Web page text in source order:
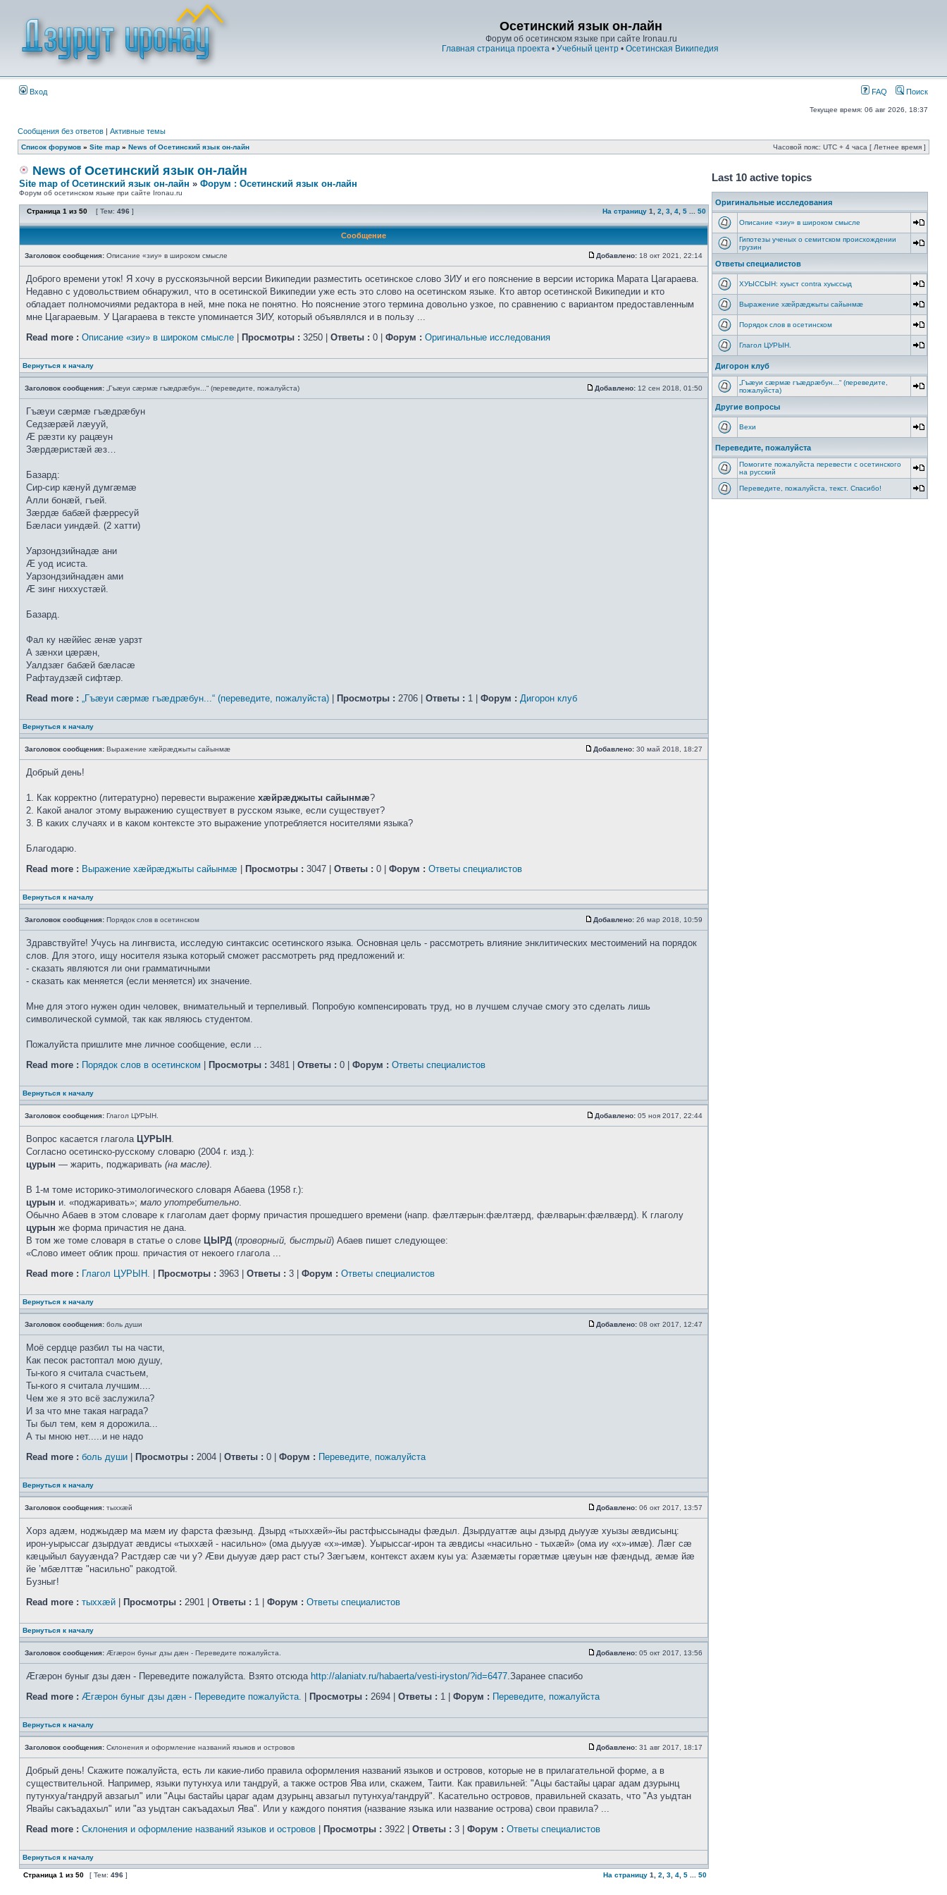
Осетинский язык он-лайн
Форум об осетинском языке при сайте Ironau.ru
Главная страница проекта • Учебный центр • Осетинская Википедия
Вход FAQ Поиск
Текущее время: 06 авг 2026, 18:37
Сообщения без ответов | Активные темы
Список форумов » Site map » News of Осетинский язык он-лайн Часовой пояс: UTC + 4 часа [ Летнее время ]
News of Осетинский язык он-лайн
Site map of Осетинский язык он-лайн » Форум : Осетинский язык он-лайн
Форум об осетинском языке при сайте Ironau.ru
Страница 1 из 50 [ Тем: 496 ] На страницу 1 2 3 4 5 50
Сообщение
Заголовок сообщения: Описание «зиу» в широком смысле Добавлено: 18 окт 2021, 22:14
Доброго времени уток! Я хочу в русскоязычной версии Википедии разместить осетинское слово ЗИУ и его пояснение в версии историка Марата Цагараева.
Недавно с удовольствием обнаружил, что в осетинской Википедии уже есть это слово на осетинском языке. Кто автор осетинской Википедии и кто
обладает полномочиями редактора в ней, мне пока не понятно. Но пояснение этого термина довольно узкое, по сравнению с вариантом предоставленным
мне Цагараевым. У Цагараева в тексте упоминается ЗИУ, который объявлялся и в пользу ...
Read more : Описание «зиу» в широком смысле Просмотры : 3250 | Ответы : 0 | Форум : Оригинальные исследования
Вернуться к началу
Заголовок сообщения: „Гъæуи сæрмæ гъæдрæбун...“ (переведите, пожалуйста) Добавлено: 12 сен 2018, 01:50
Гъæуи сæрмæ гъæдрæбун
Седзæрæй лæууй,
Æ рæзти ку рацæун
Зæрдæристæй æз…
Базард:
Сир-сир кæнуй думгæмæ
Алли бонæй, гъей.
Зæрдæ бабæй фæрресуй
Бæласи уиндæй. (2 хатти)
Уарзондзийнадæ ани
Æ уод исиста.
Уарзондзийнадæн ами
Æ зинг ниххустæй.
Базард.
Фал ку нæййес æнæ уарзт
А зæнхи цæрæн,
Уалдзæг бабæй бæласæ
Рафтаудзæй сифтæр.
Read more : „Гъæуи сæрмæ гъæдрæбун...“ (переведите, пожалуйста) Просмотры : 2706 | Ответы : 1 | Форум : Дигорон клуб
Вернуться к началу
Заголовок сообщения: Выражение хæйрæджыты сайынмæ Добавлено: 30 май 2018, 18:27
Добрый день!
1. Как корректно (литературно) перевести выражение хæйрæджыты сайынмæ?
2. Какой аналог этому выражению существует в русском языке, если существует?
3. В каких случаях и в каком контексте это выражение употребляется носителями языка?
Благодарю.
Read more : Выражение хæйрæджыты сайынмæ Просмотры : 3047 | Ответы : 0 | Форум : Ответы специалистов
Вернуться к началу
Заголовок сообщения: Порядок слов в осетинском Добавлено: 26 мар 2018, 10:59
Здравствуйте! Учусь на лингвиста, исследую синтаксис осетинского языка. Основная цель - рассмотреть влияние энклитических местоимений на порядок
слов. Для этого, ищу носителя языка который сможет рассмотреть ряд предложений и:
- сказать являются ли они грамматичными
- сказать как меняется (если меняется) их значение.
Мне для этого нужен один человек, внимательный и терпеливый. Попробую компенсировать труд, но в лучшем случае смогу это сделать лишь
символической суммой, так как являюсь студентом.
Пожалуйста пришлите мне личное сообщение, если ...
Read more : Порядок слов в осетинском Просмотры : 3481 | Ответы : 0 | Форум : Ответы специалистов
Вернуться к началу
Заголовок сообщения: Глагол ЦУРЫН. Добавлено: 05 ноя 2017, 22:44
Вопрос касается глагола ЦУРЫН .
Согласно осетинско-русскому словарю (2004 г. изд.):
цурын — жарить, поджаривать (на масле).
В 1-м томе историко-этимологического словаря Абаева (1958 г.):
цурын и. «поджаривать»; мало употребительно.
Обычно Абаев в этом словаре к глаголам дает форму причастия прошедшего времени (напр. фæлтæрын:фæлтæрд, фæлварын:фæлвæрд). К глаголу
цурын же форма причастия не дана.
В том же томе словаря в статье о слове ЦЫРД (проворный, быстрый) Абаев пишет следующее:
«Слово имеет облик прош. причастия от некоего глагола ...
Read more : Глагол ЦУРЫН. Просмотры : 3963 | Ответы : 3 | Форум : Ответы специалистов
Вернуться к началу
Заголовок сообщения: боль души Добавлено: 08 окт 2017, 12:47
Моё сердце разбил ты на части,
Как песок растоптал мою душу,
Ты-кого я считала счастьем,
Ты-кого я считала лучшим....
Чем же я это всё заслужила?
И за что мне такая награда?
Ты был тем, кем я дорожила...
А ты мною нет.....и не надо
Read more : боль души Просмотры : 2004 | Ответы : 0 | Форум : Переведите, пожалуйста
Вернуться к началу
Заголовок сообщения: тыххӕй Добавлено: 06 окт 2017, 13:57
Хорз адӕм, ноджыдӕр ма мӕм иу фарста фӕзынд. Дзырд «тыххӕй»-йы растфыссынады фӕдыл. Дзырдуаттӕ ацы дзырд дыууӕ хуызы ӕвдисынц:
ирон-уырыссаг дзырдуат ӕвдисы «тыххӕй - насильно» (ома дыууӕ «х»-имӕ). Уырыссаг-ирон та ӕвдисы «насильно - тыхӕй» (ома иу «х»-имӕ). Лӕг сӕ
кӕцыйыл баууӕнда? Растдӕр сӕ чи у? Ӕви дыууӕ дӕр раст сты? Зӕгъӕм, контекст ахӕм куы уа: Азӕмӕты горӕтмӕ цӕуын нӕ фӕндыд, ӕмӕ йӕ
йе ’мбӕлттӕ "насильно" ракодтой.
Бузныг!
Read more : тыххӕй Просмотры : 2901 | Ответы : 1 | Форум : Ответы специалистов
Вернуться к началу
Заголовок сообщения: Æгæрон буныг дзы дæн - Переведите пожалуйста. Добавлено: 05 окт 2017, 13:56
Æгæрон буныг дзы дæн - Переведите пожалуйста. Взято отсюда http://alaniatv.ru/habaerta/vesti-iryston/?id=6477.Заранее спасибо
Read more : Æгæрон буныг дзы дæн - Переведите пожалуйста. Просмотры : 2694 | Ответы : 1 | Форум : Переведите, пожалуйста
Вернуться к началу
Заголовок сообщения: Склонения и оформление названий языков и островов Добавлено: 31 авг 2017, 18:17
Добрый день! Скажите пожалуйста, есть ли какие-либо правила оформления названий языков и островов, которые не в прилагательной форме, а в
существительной. Например, языки путунхуа или тандруй, а также остров Ява или, скажем, Таити. Как правильней: "Ацы бастайы цараг адам дзурынц
путунхуа/тандруй авзагыл" или "Ацы бастайы цараг адам дзурынц авзагыл путунхуа/тандруй". Касательно островов, правильней сказать, что "Аз уыдтан
Явайы сакъадахыл" или "аз уыдтан сакъадахыл Ява". Или у каждого понятия (название языка или название острова) свои правила? ...
Read more : Склонения и оформление названий языков и островов Просмотры : 3922 | Ответы : 3 | Форум : Ответы специалистов
Вернуться к началу
Страница 1 из 50 [ Тем: 496 ] На страницу 1 2 3 4 5 50
Last 10 active topics
Оригинальные исследования
Описание «зиу» в широком смысле
Гипотезы ученых о семитском происхождении
грузин
Ответы специалистов
ХУЫССЫН: хуыст contra хуыссыд
Выражение хæйрæджыты сайынмæ
Порядок слов в осетинском
Глагол ЦУРЫН.
Дигорон клуб
„Гъæуи сæрмæ гъæдрæбун...“ (переведите,
пожалуйста)
Другие вопросы
Вехи
Переведите, пожалуйста
Помогите пожалуйста перевести с осетинского
на русский
Переведите, пожалуйста, текст. Спасибо!